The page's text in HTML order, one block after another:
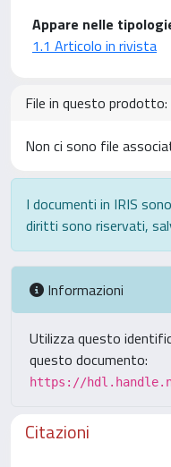
Appare nelle
1.1 Articolo in rivista
File in questo prodotto:
Non ci sono file
I documenti in IRIS
diritti sono riservati,
Informazioni
Utilizza questo
questo documento:
https://
Citazioni